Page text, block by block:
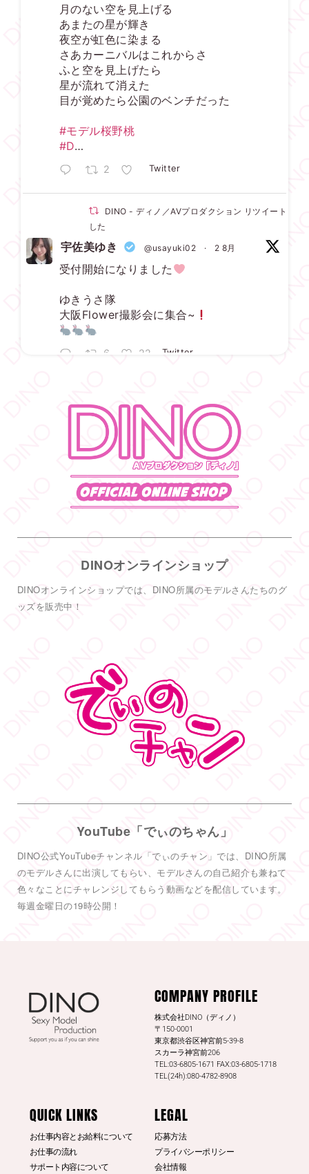
もっと見る フォロー
月のない空を見上げる
あまたの星が輝き
夜空が虹色に染まる
さあカーニバルはこれからさ
ふと空を見上げたら
星が流れて消えた
目が覚めたら公園のベンチだった
#モデル桜野桃
#D…
2 Twitter
DINO - ディノ／AVプロダクション リツイートされ
した
宇佐美ゆき @usayuki02 · 2 8月
受付開始になりました
ゆきうさ隊
大阪Flower撮影会に集合~
6 22 Twitter
した
宇佐美ゆき @usayuki02 3 8月
【満枠完売】
ありがとうございます
いっぱい楽しみましょうね
DINO - ディノ／AVプロダクション リツイートされ
DINO - ディノ／AVプロダクション
#DINOバニーチェキ会
5 38 Twitter
DINO - ディノ／AVプロダクション リツイートされ
#TRE初参戦#東実果
します。 2
6 55 Twitter
@dinotkyo
#東実果
日刊SPAの取材公開されまし
た。是非読んでみてください。
日刊SPA！
Twitter
もっと見る
DINOオンラインショップ
DINOオンラインショップでは、DINO所属のモデルさんたちのグ
ッズを販売中！
YouTube「でぃのちゃん」
DINO公式YouTubeチャンネル「でぃのチャン」では、DINO所属
のモデルさんに出演してもらい、モデルさんの自己紹介も兼ねて
色々なことにチャレンジしてもらう動画などを配信しています。
毎週金曜日の19時公開！
COMPANY PROFILE
株式会社DINO（ディノ）
〒150-0001
東京都渋谷区神宮前5-39-8
スカーラ神宮前206
TEL:03-6805-1671 FAX:03-6805-1718
TEL(24h):080-4782-8908
QUICK LINKS
お仕事内容とお給料について
お仕事の流れ
サポート内容について
LEGAL
応募方法
プライバシーポリシー
会社情報